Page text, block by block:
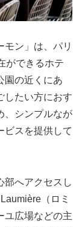
モン」は、パリ
ができるホテ
園の近くにあ
したい方におす
、シンプルなが
ビスを提供して
部へアクセスし
（ロミ
ユ広場などの主